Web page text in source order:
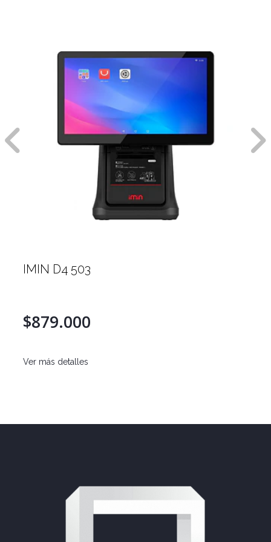
IMIN D4 503
$879.000
Ver más detalles